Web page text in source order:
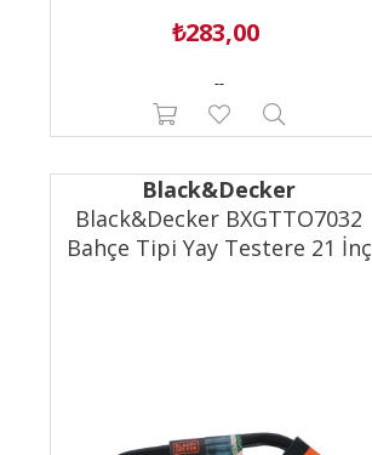
₺283,00
--
Black&Decker
Black&Decker BXGTTO7032
Bahçe Tipi Yay Testere 21 İnç